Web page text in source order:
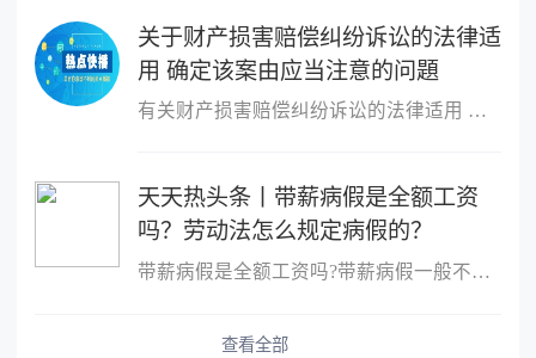
关于财产损害赔偿纠纷诉讼的法律适
用 确定该案由应当注意的问題
有关财产损害赔偿纠纷诉讼的法律适用 确定该案由应当注意的问題处
天天热头条丨带薪病假是全额工资
吗？劳动法怎么规定病假的？
带薪病假是全额工资吗?带薪病假一般不是全额工资。根据法律规定,职
查看全部